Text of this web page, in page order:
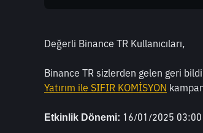
Değerli Binance TR Kullanıcıları,
Binance TR sizlerden gelen geri
Yatırım ile SIFIR KOMİSYON
Etkinlik Dönemi: 16/01/2025